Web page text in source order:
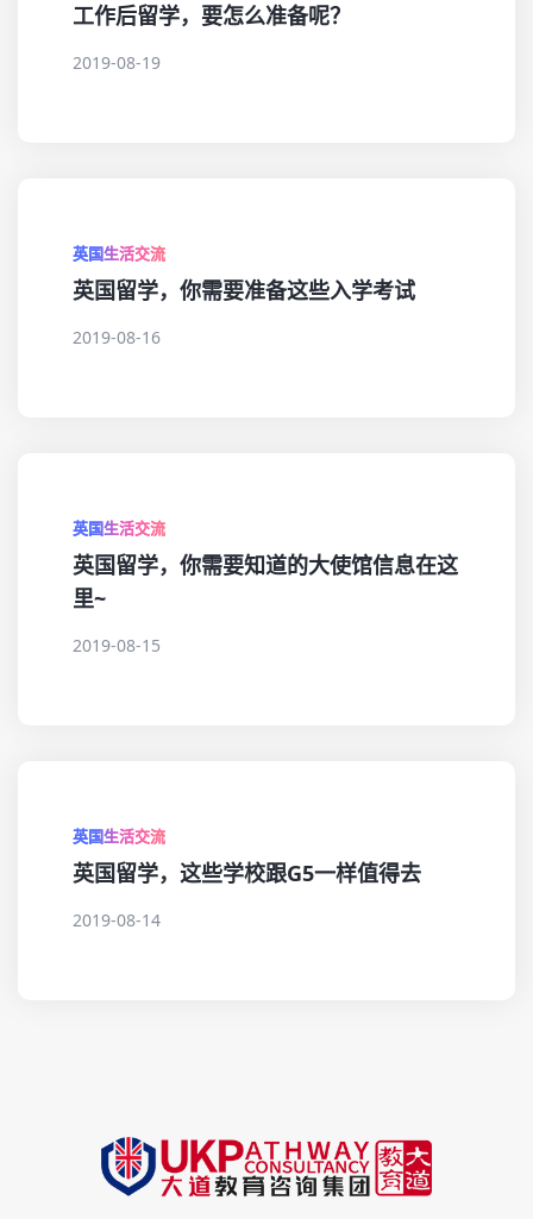
工作后留学，要怎么准备呢？
2019-08-19
英国生活交流
英国留学，你需要准备这些入学考试
2019-08-16
英国生活交流
英国留学，你需要知道的大使馆信息在这
里~
2019-08-15
英国生活交流
英国留学，这些学校跟G5一样值得去
2019-08-14